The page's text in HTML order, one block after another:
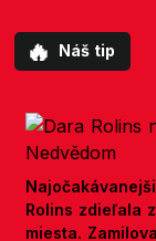
🔥 Náš tip
Rolins zdieľala
miesta.